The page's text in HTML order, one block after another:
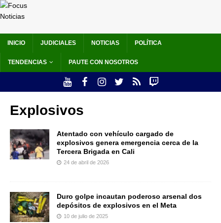
INICIO JUDICIALES NOTICIAS POLÍTICA
TENDENCIAS PAUTE CON NOSOTROS
Explosivos
Atentado con vehículo cargado de
explosivos genera emergencia cerca de la
Tercera Brigada en Cali
24 de abril de 2026
Duro golpe incautan poderoso arsenal dos
depósitos de explosivos en el Meta
10 de julio de 2025